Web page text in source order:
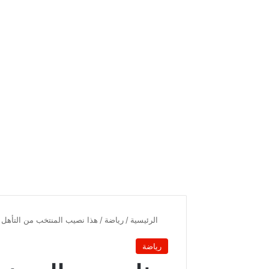
الرئيسية / رياضة / هذا نصيب المنتخب من التأهل
رياضة